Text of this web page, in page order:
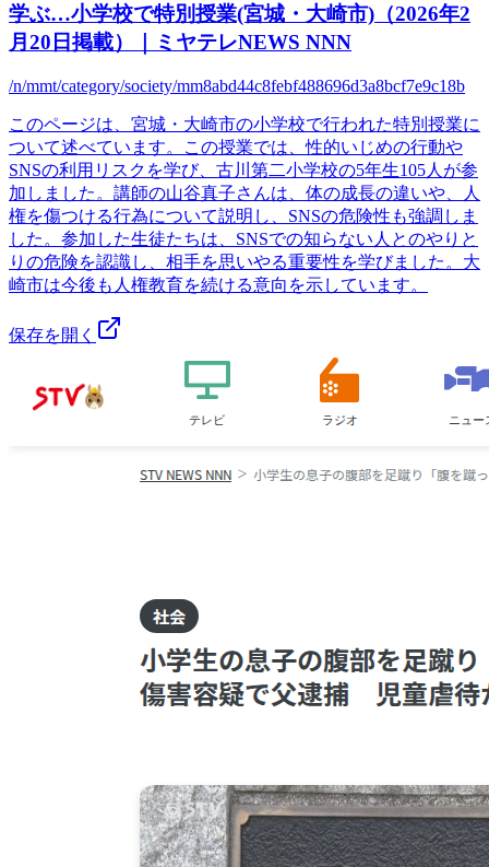
学ぶ…小学校で特別授業(宮城・大崎市)（2026年2
月20日掲載）｜ミヤテレNEWS NNN
/n/mmt/category/society/mm8abd44c8febf488696d3a8bcf7e9c18b
このページは、宮城・大崎市の小学校で行われた特別授業に
ついて述べています。この授業では、性的いじめの行動や
SNSの利用リスクを学び、古川第二小学校の5年生105人が参
加しました。講師の山谷真子さんは、体の成長の違いや、人
権を傷つける行為について説明し、SNSの危険性も強調しま
した。参加した生徒たちは、SNSでの知らない人とのやりと
りの危険を認識し、相手を思いやる重要性を学びました。大
崎市は今後も人権教育を続ける意向を示しています。
保存を開く